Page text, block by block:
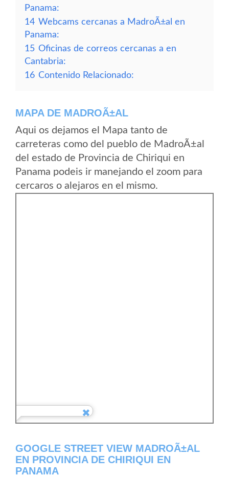
Panama:
14 Webcams cercanas a MadroÃ±al en
Panama:
15 Oficinas de correos cercanas a en
Cantabria:
16 Contenido Relacionado:
MAPA DE MADROÃ±AL
Aqui os dejamos el Mapa tanto de
carreteras como del pueblo de MadroÃ±al
del estado de Provincia de Chiriqui en
Panama podeis ir manejando el zoom para
cercaros o alejaros en el mismo.
GOOGLE STREET VIEW MADROÃ±AL
EN PROVINCIA DE CHIRIQUI EN
PANAMA